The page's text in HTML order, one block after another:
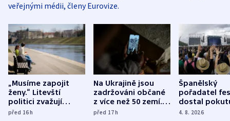
veřejnými médii, členy Eurovize.
„Musíme zapojit
ženy.“ Litevští
politici zvažují
dohodu o
před 16h
Na Ukrajině jsou
zadržováni občané
z více než 50 zemí.
Bojovali na straně
před 17h
Španělský
pořadatel
dostal
nekalé
4. 8. 2026